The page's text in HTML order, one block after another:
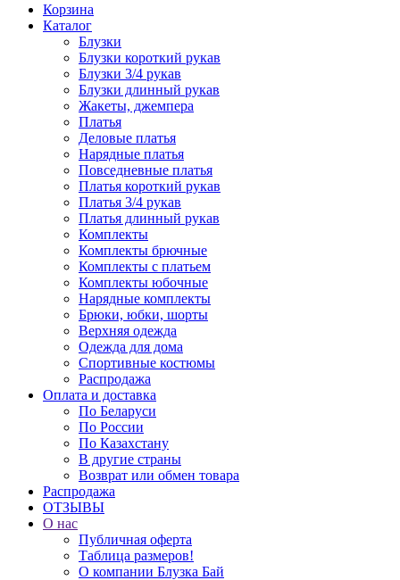
Корзина
Каталог
Блузки
Блузки короткий рукав
Блузки 3/4 рукав
Блузки длинный рукав
Жакеты, джемпера
Платья
Деловые платья
Нарядные платья
Повседневные платья
Платья короткий рукав
Платья 3/4 рукав
Платья длинный рукав
Комплекты
Комплекты брючные
Комплекты с платьем
Комплекты юбочные
Нарядные комплекты
Брюки, юбки, шорты
Верхняя одежда
Одежда для дома
Спортивные костюмы
Распродажа
Оплата и доставка
По Беларуси
По России
По Казахстану
В другие страны
Возврат или обмен товара
Распродажа
ОТЗЫВЫ
О нас
Публичная оферта
Таблица размеров!
О компании Блузка Бай